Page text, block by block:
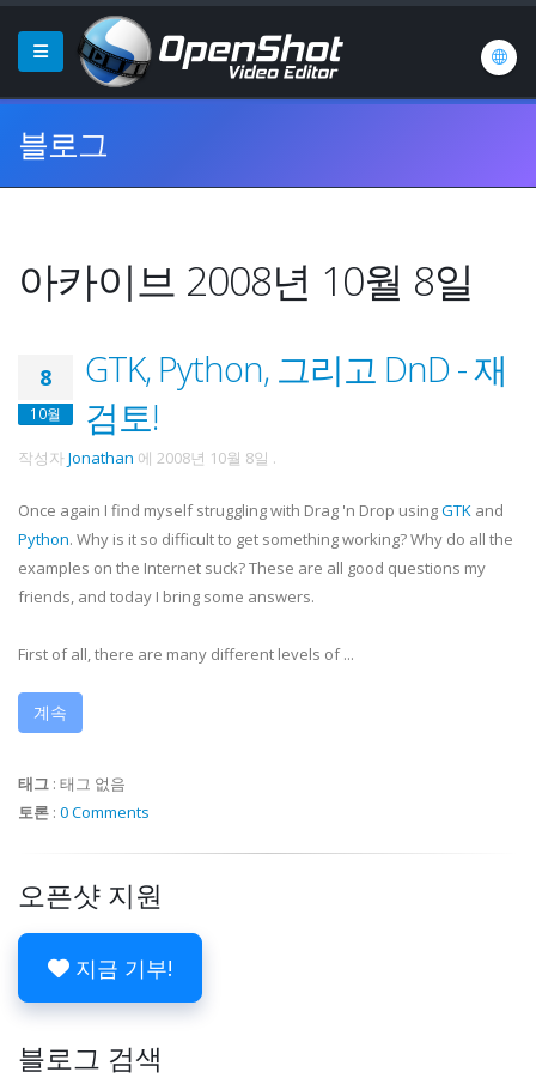
블로그
아카이브 2008년 10월 8일
8
10월
GTK, Python, 그리고 DnD - 재
검토!
작성자Jonathan 에 2008년 10월 8일 .
Once again I find myself struggling with Drag 'n Drop usingGTK and
Python. Why is it so difficult to get something working? Why do all the
examples on the Internet suck? These are all good questions my
friends, and today I bring some answers.
First of all, there are many different levels of ...
계속
태그 : 태그 없음
토론 : 0 Comments
오픈샷 지원
지금 기부!
블로그 검색